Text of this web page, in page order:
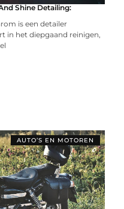
Shine Detailing:
is een detailer
in het diepgaand reinigen,
AUTO’S EN MOTOREN